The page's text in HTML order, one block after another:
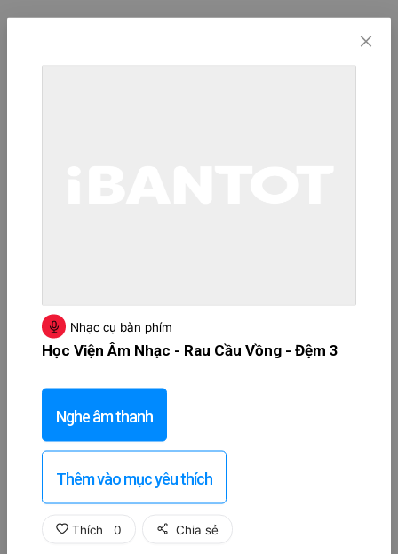
Nhạc cụ bàn phím
Học Viện Âm Nhạc - Rau Cầu Vồng - Đệm 3
Nghe âm thanh
Thêm vào mục yêu thích
Thích 0 Chia sẻ